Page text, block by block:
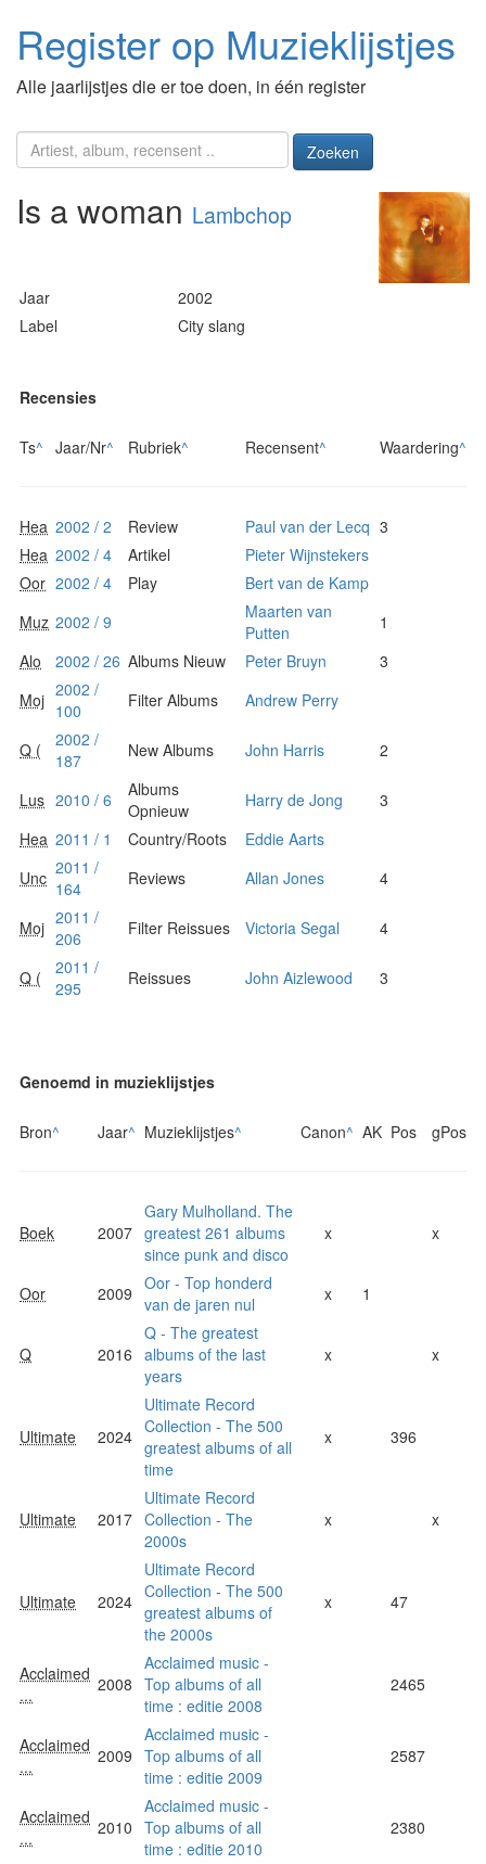
Register op Muzieklijstjes
Alle jaarlijstjes die er toe doen, in één register
Zoeken
Is a woman Lambchop
Jaar
2002
Label
City slang
Recensies
Ts^ Jaar/Nr^ Rubriek^ Recensent^ Waardering^
Hea 2002 / 2 Review Paul van der Lecq 3
Hea 2002 / 4 Artikel
Pieter Wijnstekers
Oor 2002 / 4 Play
Bert van de Kamp
Muz 2002 / 9
Maarten van
Putten
1
Alo
2002 / 26 Albums Nieuw Peter Bruyn
3
Moj 2002 /
100
Filter Albums Andrew Perry
Q (
2002 /
187
New Albums John Harris 2
Lus 2010 / 6
Albums
Opnieuw
Harry de Jong
3
Hea 2011 / 1 Country/Roots
Eddie Aarts
Unc 2011 /
164
Reviews Allan Jones 4
Moj 2011 /
206
Filter Reissues Victoria Segal 4
Q (
2011 /
295
Reissues John Aizlewood 3
Genoemd in muzieklijstjes
Bron^ Jaar^ Muzieklijstjes^ Canon^ AK Pos gPos
Boek 2007
Gary Mulholland. The
greatest 261 albums
since punk and disco
x x
Oor 2009 Oor - Top honderd
van de jaren nul
x 1
Q 2016
Q - The greatest
albums of the last
years
x x
Ultimate 2024
Ultimate Record
Collection - The 500
greatest albums of all
time
x 396
Ultimate 2017
Ultimate Record
Collection - The
2000s
x x
Ultimate 2024
Ultimate Record
Collection - The 500
greatest albums of
the 2000s
x 47
Acclaimed
...
2008
Acclaimed music -
Top albums of all
time : editie 2008
2465
Acclaimed
...
2009
Acclaimed music -
Top albums of all
time : editie 2009
2587
Acclaimed
...
2010
Acclaimed music -
Top albums of all
time : editie 2010
2380